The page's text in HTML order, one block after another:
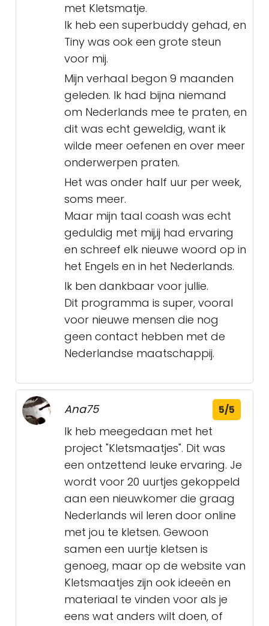
met Kletsmatje.
Ik heb een superbuddy gehad, en
Tiny was ook een grote steun
voor mij.
Mijn verhaal begon 9 maanden
geleden. Ik had bijna niemand
om Nederlands mee te praten, en
dit was echt geweldig, want ik
wilde meer oefenen en over meer
onderwerpen praten.
Het was onder half uur per week,
soms meer.
Maar mijn taal coash was echt
geduldig met mij,ij had ervaring
en schreef elk nieuwe woord op in
het Engels en in het Nederlands.
Ik ben dankbaar voor jullie.
Dit programma is super, vooral
voor nieuwe mensen die nog
geen contact hebben met de
Nederlandse maatschappij.
Ana75 5/5
Ik heb meegedaan met het
project "Kletsmaatjes". Dit was
een ontzettend leuke ervaring. Je
wordt voor 20 uurtjes gekoppeld
aan een nieuwkomer die graag
Nederlands wil leren door online
met jou te kletsen. Gewoon
samen een uurtje kletsen is
genoeg, maar op de website van
Kletsmaatjes zijn ook ideeën en
materiaal te vinden voor als je
eens wat anders wilt doen, of